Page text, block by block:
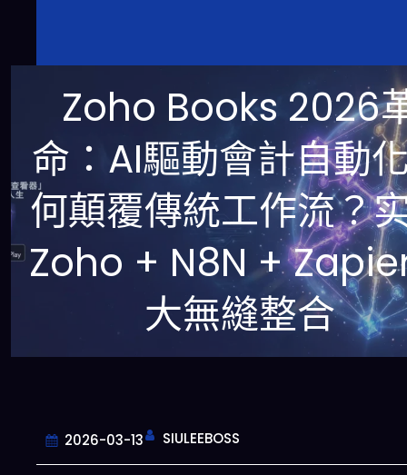
Zoho Books 2026
命：AI驅動會計自動
何顛覆傳統工作流？
Zoho + N8N +
大無縫整合
2026-03-13 SIULEEBOSS